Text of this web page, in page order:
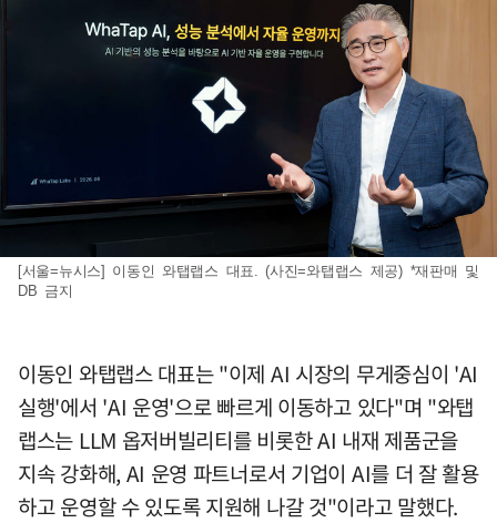
[서울=뉴시스] 이동인 와탭랩스 대표. (사진=와탭랩스 제공) *재판매 및
DB 금지
이동인 와탭랩스 대표는 "이제 AI 시장의 무게중심이 'AI
실행'에서 'AI 운영'으로 빠르게 이동하고 있다"며 "와탭
랩스는 LLM 옵저버빌리티를 비롯한 AI 내재 제품군을
지속 강화해, AI 운영 파트너로서 기업이 AI를 더 잘 활용
하고 운영할 수 있도록 지원해 나갈 것"이라고 말했다.